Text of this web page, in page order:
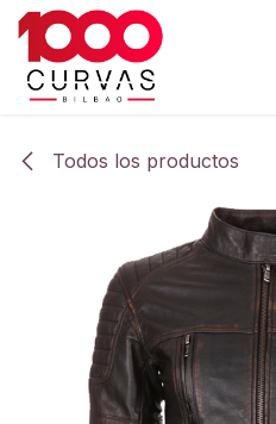
Ir al contenido
Todos los productos